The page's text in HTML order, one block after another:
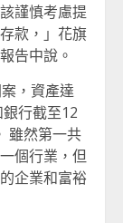
謹慎考慮提
款，」花旗
告中說。
，資產達
行截至12
雖然第一共
個行業，但
企業和富裕